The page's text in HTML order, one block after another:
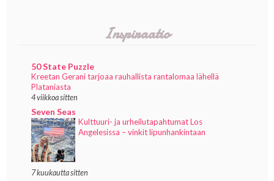
Inspiraatio
50 State Puzzle
Kreetan Gerani tarjoaa rauhallista rantalomaa lähellä
Plataniasta
4 viikkoa sitten
Seven Seas
Kulttuuri- ja urheilutapahtumat Los
Angelesissa – vinkit lipunhankintaan
7 kuukautta sitten